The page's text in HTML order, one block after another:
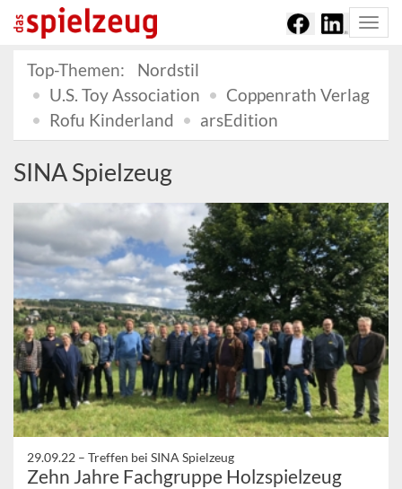
Top-Themen:
Nordstil
U.S. Toy Association
Coppenrath Verlag
Rofu Kinderland
arsEdition
SINA Spielzeug
29.09.22 – Treffen bei SINA Spielzeug
Zehn Jahre Fachgruppe Holzspielzeug